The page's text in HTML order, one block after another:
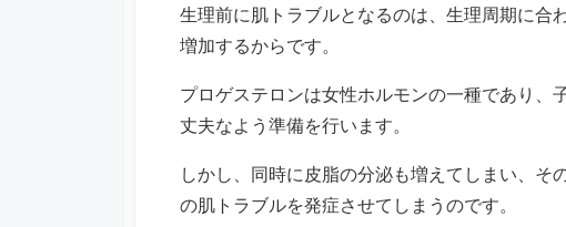
生理前に肌トラブルとなるのは、生理周期に合
増加するからです。
プロゲステロンは女性ホルモンの一種であり、
丈夫なよう準備を行います。
しかし、同時に皮脂の分泌も増えてしまい、
の肌トラブルを発症させてしまうのです。